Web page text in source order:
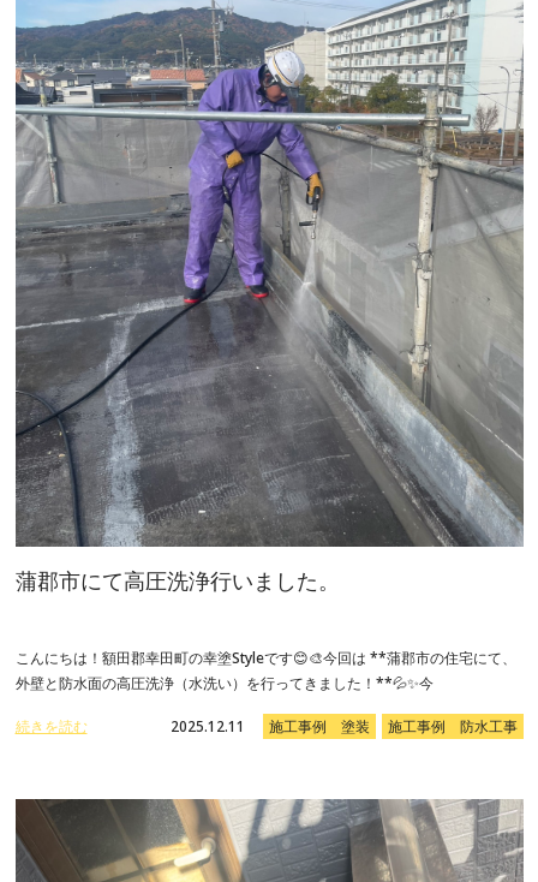
蒲郡市にて高圧洗浄行いました。
こんにちは！額田郡幸田町の幸塗Styleです😊🎨今回は **蒲郡市の住宅にて、
外壁と防水面の高圧洗浄（水洗い）を行ってきました！**💦✨今
続きを読む 2025.12.11 施工事例 塗装 施工事例 防水工事